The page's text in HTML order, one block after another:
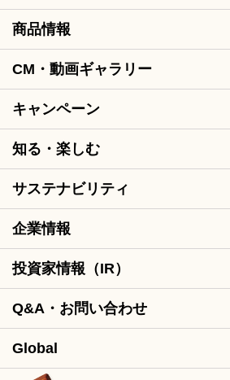
商品情報
CM・動画ギャラリー
キャンペーン
知る・楽しむ
サステナビリティ
企業情報
投資家情報（IR）
Q&A・お問い合わせ
Global